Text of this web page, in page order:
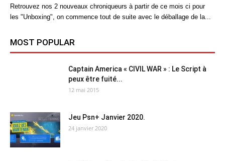
Retrouvez nos 2 nouveaux chroniqueurs à partir de ce mois ci pour
les "Unboxing", on commence tout de suite avec le déballage de la...
MOST POPULAR
Captain America « CIVIL WAR » : Le Script à
peux être fuité...
12 mai 2015
Jeu Psn+ Janvier 2020.
24 janvier 2020